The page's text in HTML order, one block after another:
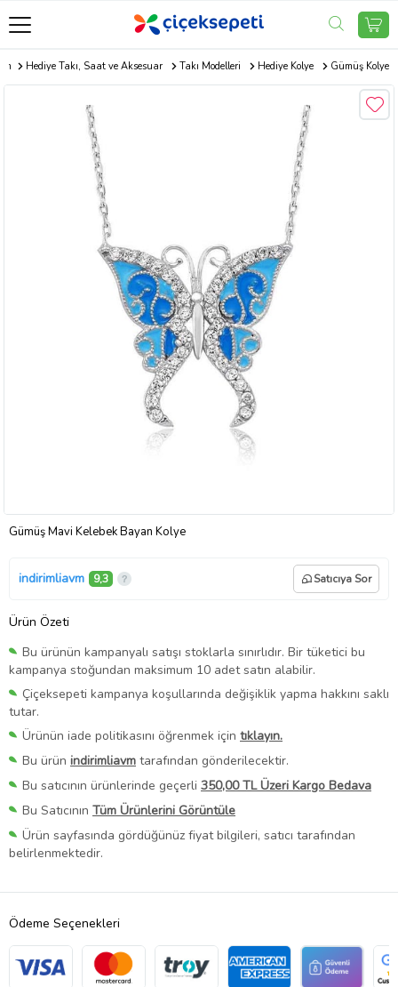
Hediye Takı, Saat ve Aksesuar Takı Modelleri Hediye Kolye Gümüş Kolye
Gümüş Mavi Kelebek Bayan Kolye
indirimliavm 9,3 Satıcıya Sor
Ürün Özeti
Bu ürünün kampanyalı satışı stoklarla sınırlıdır. Bir tüketici bu
kampanya stoğundan maksimum 10 adet satın alabilir.
Çiçeksepeti kampanya koşullarında değişiklik yapma hakkını saklı
tutar.
Ürünün iade politikasını öğrenmek için tıklayın.
Bu ürün indirimliavm tarafından gönderilecektir.
Bu satıcının ürünlerinde geçerli 350,00 TL Üzeri Kargo Bedava
Bu Satıcının Tüm Ürünlerini Görüntüle
Ürün sayfasında gördüğünüz fiyat bilgileri, satıcı tarafından
belirlenmektedir.
Ödeme Seçenekleri